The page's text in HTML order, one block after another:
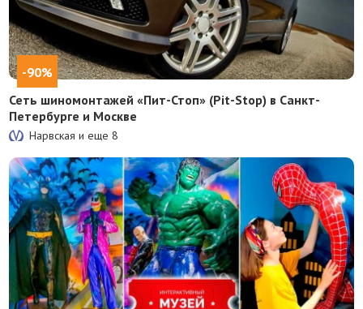
-90%
Сеть шиномонтажей «Пит-Стоп» (Pit-Stop) в Санкт-
Петербурге и Москве
Нарвская и еще8